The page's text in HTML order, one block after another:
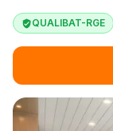
QUALIBAT-RGE